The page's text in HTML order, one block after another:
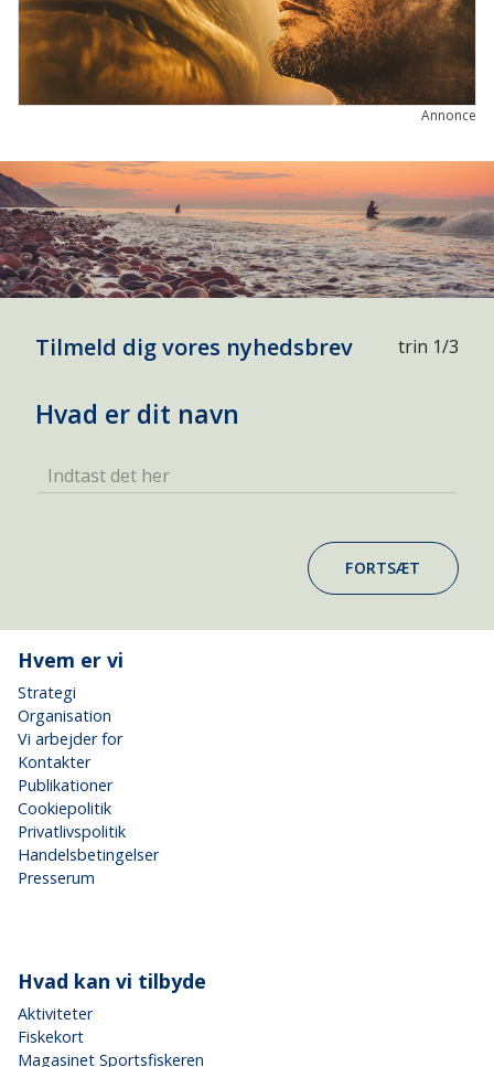
Annonce
Tilmeld dig vores nyhedsbrev trin 1/3
Hvad er dit navn
Indtast det her
FORTSÆT
Hvem er vi
Strategi
Organisation
Vi arbejder for
Kontakter
Publikationer
Cookiepolitik
Privatlivspolitik
Handelsbetingelser
Presserum
Hvad kan vi tilbyde
Aktiviteter
Fiskekort
Magasinet Sportsfiskeren